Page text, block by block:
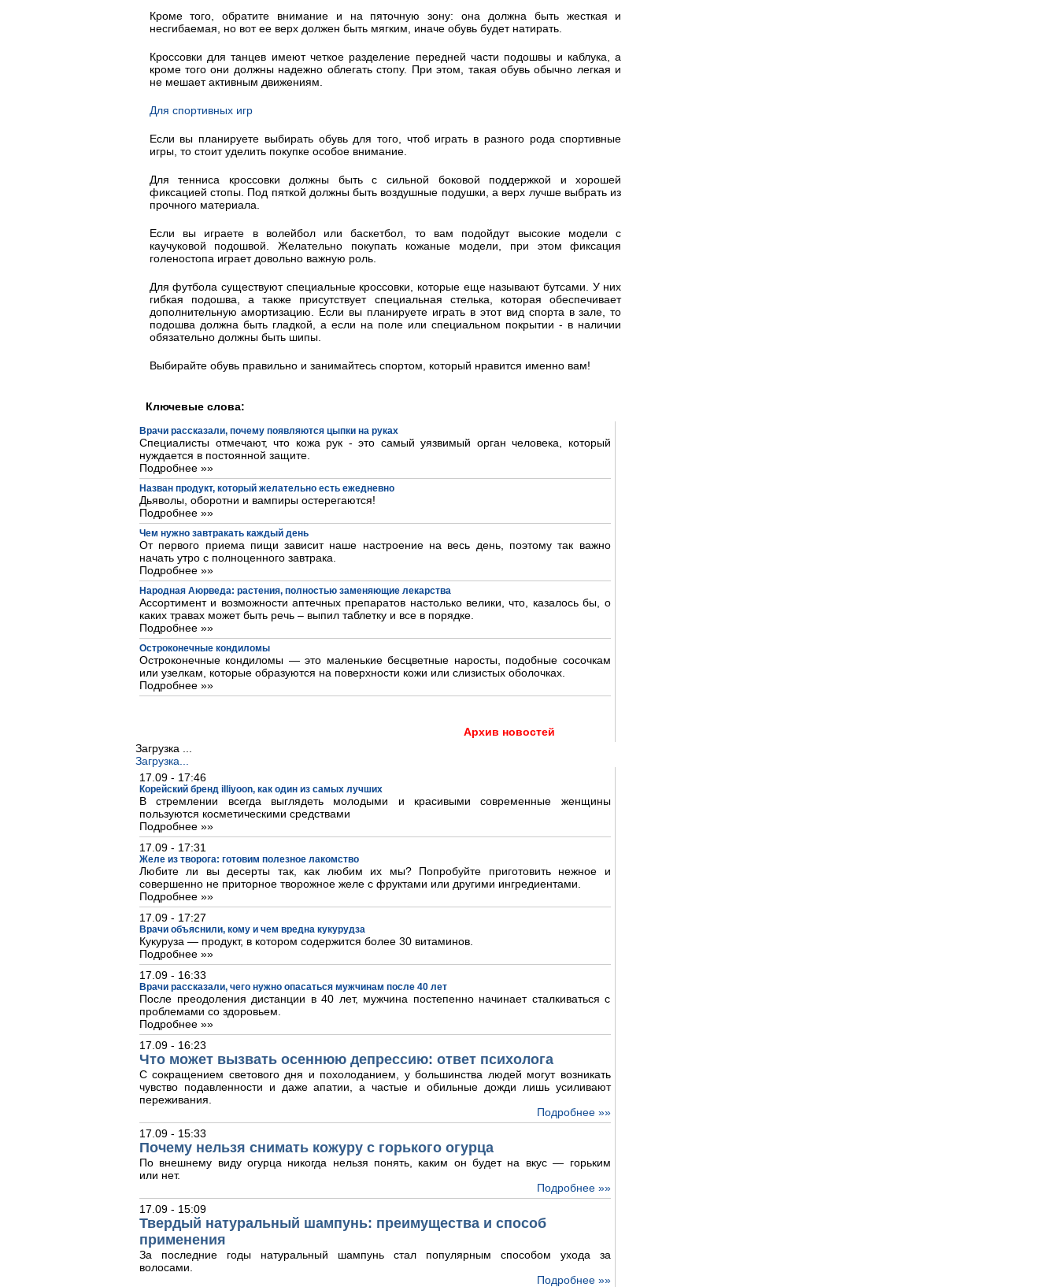
Кроме того, обратите внимание и на пяточную зону: она должна быть жесткая и
несгибаемая, но вот ее верх должен быть мягким, иначе обувь будет натирать.
Кроссовки для танцев имеют четкое разделение передней части подошвы и каблука, а
кроме того они должны надежно облегать стопу. При этом, такая обувь обычно легкая и
не мешает активным движениям.
Для спортивных игр
Если вы планируете выбирать обувь для того, чтоб играть в разного рода спортивные
игры, то стоит уделить покупке особое внимание.
Для тенниса кроссовки должны быть с сильной боковой поддержкой и хорошей
фиксацией стопы. Под пяткой должны быть воздушные подушки, а верх лучше выбрать из
прочного материала.
Если вы играете в волейбол или баскетбол, то вам подойдут высокие модели с
каучуковой подошвой. Желательно покупать кожаные модели, при этом фиксация
голеностопа играет довольно важную роль.
Для футбола существуют специальные кроссовки, которые еще называют бутсами. У них
гибкая подошва, а также присутствует специальная стелька, которая обеспечивает
дополнительную амортизацию. Если вы планируете играть в этот вид спорта в зале, то
подошва должна быть гладкой, а если на поле или специальном покрытии - в наличии
обязательно должны быть шипы.
Выбирайте обувь правильно и занимайтесь спортом, который нравится именно вам!
Ключевые слова:
Врачи рассказали, почему появляются цыпки на руках
Специалисты отмечают, что кожа рук - это самый уязвимый орган человека, который
нуждается в постоянной защите.
Подробнее »»
Назван продукт, который желательно есть ежедневно
Дьяволы, оборотни и вампиры остерегаются!
Подробнее »»
Чем нужно завтракать каждый день
От первого приема пищи зависит наше настроение на весь день, поэтому так важно
начать утро с полноценного завтрака.
Подробнее »»
Народная Аюрведа: растения, полностью заменяющие лекарства
Ассортимент и возможности аптечных препаратов настолько велики, что, казалось бы, о
каких травах может быть речь – выпил таблетку и все в порядке.
Подробнее »»
Остроконечные кондиломы
Остроконечные кондиломы — это маленькие бесцветные наросты, подобные сосочкам
или узелкам, которые образуются на поверхности кожи или слизистых оболочках.
Подробнее »»
Архив новостей
Загрузка ...
Загрузка...
17.09 - 17:46
Корейский бренд illiyoon, как один из самых лучших
В стремлении всегда выглядеть молодыми и красивыми современные женщины
пользуются косметическими средствами
Подробнее »»
17.09 - 17:31
Желе из творога: готовим полезное лакомство
Любите ли вы десерты так, как любим их мы? Попробуйте приготовить нежное и
совершенно не приторное творожное желе с фруктами или другими ингредиентами.
Подробнее »»
17.09 - 17:27
Врачи объяснили, кому и чем вредна кукурудза
Кукуруза — продукт, в котором содержится более 30 витаминов.
Подробнее »»
17.09 - 16:33
Врачи рассказали, чего нужно опасаться мужчинам после 40 лет
После преодоления дистанции в 40 лет, мужчина постепенно начинает сталкиваться с
проблемами со здоровьем.
Подробнее »»
17.09 - 16:23
Что может вызвать осеннюю депрессию: ответ психолога
С сокращением светового дня и похолоданием, у большинства людей могут возникать
чувство подавленности и даже апатии, а частые и обильные дожди лишь усиливают
переживания.
Подробнее »»
17.09 - 15:33
Почему нельзя снимать кожуру с горького огурца
По внешнему виду огурца никогда нельзя понять, каким он будет на вкус — горьким
или нет.
Подробнее »»
17.09 - 15:09
Твердый натуральный шампунь: преимущества и способ
применения
За последние годы натуральный шампунь стал популярным способом ухода за
волосами.
Подробнее »»